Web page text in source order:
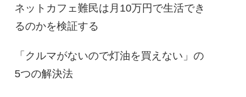
ネットカフェ難民は月10万円で生活でき
るのかを検証する
「クルマがないので灯油を買えない」の
5つの解決法